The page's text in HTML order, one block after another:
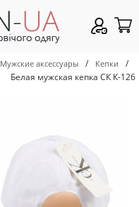
Мужские аксессуары / Кепки
/
Белая мужская кепка СК К-126